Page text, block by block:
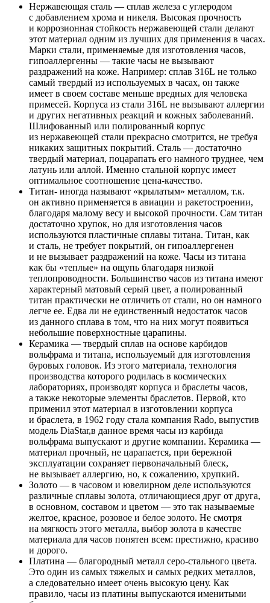
Нержавеющая сталь — сплав железа с углеродом
с добавлением хрома и никеля. Высокая прочность
и коррозионная стойкость нержавеющей стали делают
этот материал одним из лучших для применения в часах.
Марки стали, применяемые для изготовления часов,
гипоаллергенны — такие часы не вызывают
раздражений на коже. Например: сплав 316L не только
самый твердый из используемых в часах, он также
имеет в своем составе меньше вредных для человека
примесей. Корпуса из стали 316L не вызывают аллергии
и других негативных реакций и кожных заболеваний.
Шлифованный или полированный корпус
из нержавеющей стали прекрасно смотрится, не требуя
никаких защитных покрытий. Сталь — достаточно
твердый материал, поцарапать его намного труднее, чем
латунь или аллой. Именно стальной корпус имеет
оптимальное соотношение цена-качество.
Титан- иногда называют «крылатым» металлом, т.к.
он активно применяется в авиации и ракетостроении,
благодаря малому весу и высокой прочности. Сам титан
достаточно хрупок, но для изготовления часов
используются пластичные сплавы титана. Титан, как
и сталь, не требует покрытий, он гипоаллергенен
и не вызывает раздражений на коже. Часы из титана
как бы «теплые» на ощупь благодаря низкой
теплопроводности. Большинство часов из титана имеют
характерный матовый серый цвет, а полированный
титан практически не отличить от стали, но он намного
легче ее. Едва ли не единственный недостаток часов
из данного сплава в том, что на них могут появиться
небольшие поверхностные царапины.
Керамика — твердый сплав на основе карбидов
вольфрама и титана, используемый для изготовления
буровых головок. Из этого материала, технология
производства которого родилась в космических
лабораториях, производят корпуса и браслеты часов,
а также некоторые элементы браслетов. Первой, кто
применил этот материал в изготовлении корпуса
и браслета, в 1962 году стала компания Rado, выпустив
модель DiaStar,в данное время часы из карбида
вольфрама выпускают и другие компании. Керамика —
материал прочный, не царапается, при бережной
эксплуатации сохраняет первоначальный блеск,
не вызывает аллергию, но, к сожалению, хрупкий.
Золото — в часовом и ювелирном деле используются
различные сплавы золота, отличающиеся друг от друга,
в основном, составом и цветом — это так называемые
желтое, красное, розовое и белое золото. Не смотря
на мягкость этого металла, выбор золота в качестве
материала для часов понятен всем: престижно, красиво
и дорого.
Платина — благородный металл серо-стального цвета.
Это один из самых тяжелых и самых редких металлов,
а следовательно имеет очень высокую цену. Как
правило, часы из платины выпускаются именитыми